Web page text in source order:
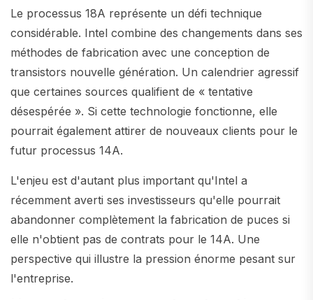
Le processus 18A représente un défi technique
considérable. Intel combine des changements dans ses
méthodes de fabrication avec une conception de
transistors nouvelle génération. Un calendrier agressif
que certaines sources qualifient de « tentative
désespérée ». Si cette technologie fonctionne, elle
pourrait également attirer de nouveaux clients pour le
futur processus 14A.
L'enjeu est d'autant plus important qu'Intel a
récemment averti ses investisseurs qu'elle pourrait
abandonner complètement la fabrication de puces si
elle n'obtient pas de contrats pour le 14A. Une
perspective qui illustre la pression énorme pesant sur
l'entreprise.